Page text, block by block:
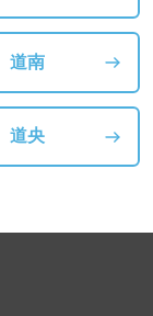
道南
道央